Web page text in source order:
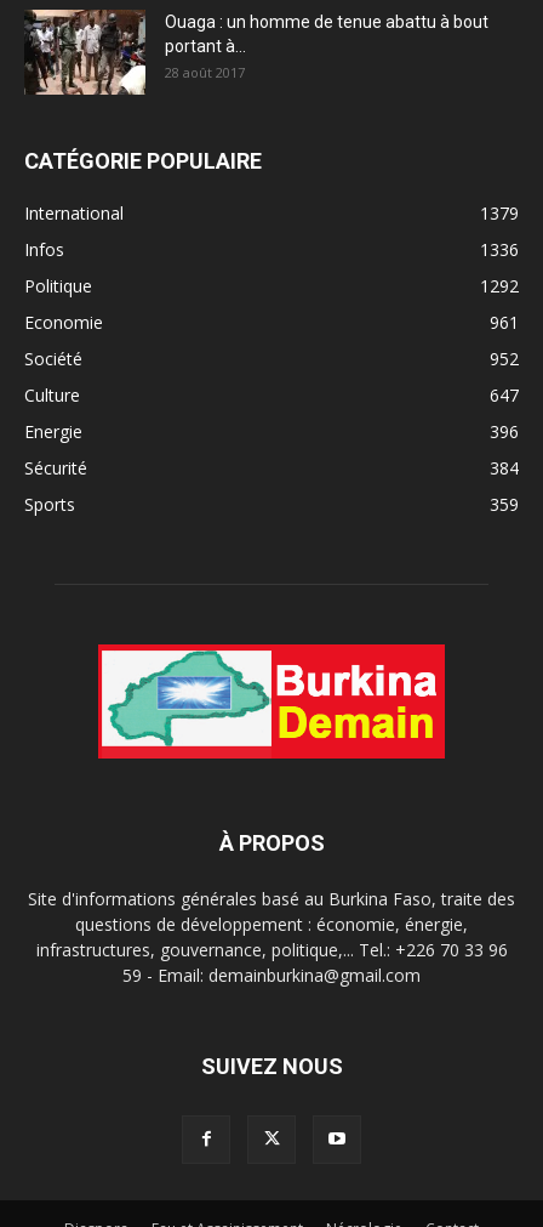
Ouaga : un homme de tenue abattu à bout
portant à...
28 août 2017
CATÉGORIE POPULAIRE
International
1379
Infos
1336
Politique
1292
Economie
961
Société
952
Culture
647
Energie
396
Sécurité
384
Sports
359
À PROPOS
Site d'informations générales basé au Burkina Faso, traite des
questions de développement : économie, énergie,
infrastructures, gouvernance, politique,... Tel.: +226 70 33 96
59 - Email: demainburkina@gmail.com
SUIVEZ NOUS